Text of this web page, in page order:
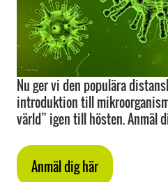
Nu ger vi den populära
introduktion till
värld” igen till hösten. Anmäl
Anmäl dig här